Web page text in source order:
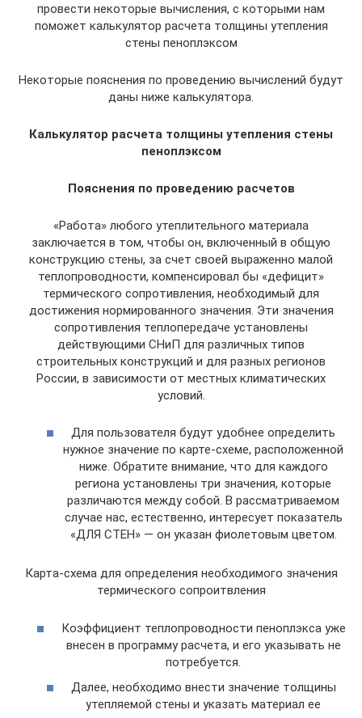
провести некоторые вычисления, с которыми нам
поможет калькулятор расчета толщины утепления
стены пеноплэксом
Некоторые пояснения по проведению вычислений будут
даны ниже калькулятора.
Калькулятор расчета толщины утепления стены
пеноплэксом
Пояснения по проведению расчетов
«Работа» любого утеплительного материала
заключается в том, чтобы он, включенный в общую
конструкцию стены, за счет своей выраженно малой
теплопроводности, компенсировал бы «дефицит»
термического сопротивления, необходимый для
достижения нормированного значения. Эти значения
сопротивления теплопередаче установлены
действующими СНиП для различных типов
строительных конструкций и для разных регионов
России, в зависимости от местных климатических
условий.
Для пользователя будут удобнее определить
нужное значение по карте-схеме, расположенной
ниже. Обратите внимание, что для каждого
региона установлены три значения, которые
различаются между собой. В рассматриваемом
случае нас, естественно, интересует показатель
«ДЛЯ СТЕН» — он указан фиолетовым цветом.
Карта-схема для определения необходимого значения
термического сопроитвления
Коэффициент теплопроводности пеноплэкса уже
внесен в программу расчета, и его указывать не
потребуется.
Далее, необходимо внести значение толщины
утепляемой стены и указать материал ее